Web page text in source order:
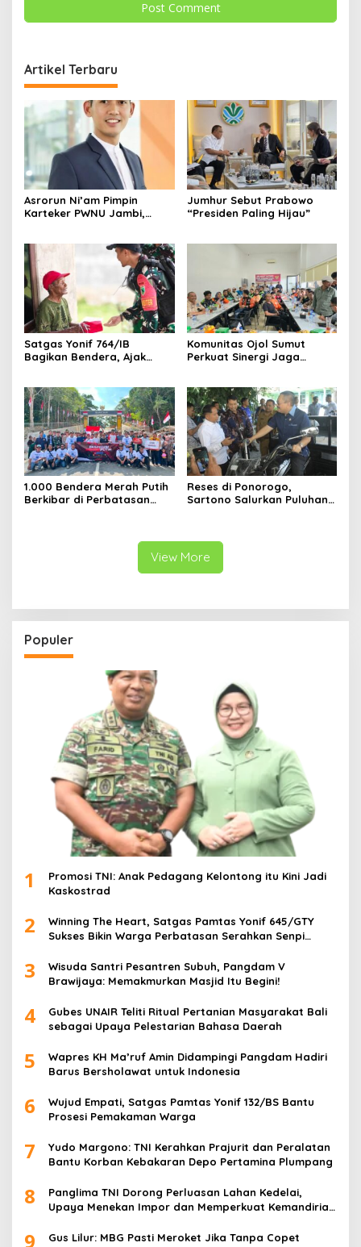
Artikel Terbaru
Asrorun Ni’am Pimpin
Karteker PWNU Jambi,
Kedua NU
Jumhur Sebut Prabowo
“Presiden Paling Hijau”
Satgas Yonif 764/IB
Bagikan Bendera, Ajak
Komunitas Ojol Sumut
Perkuat Sinergi Jaga
1.000 Bendera Merah Putih
Berkibar di Perbatasan
Reses di Ponorogo,
Sartono Salurkan Puluhan
View More
Populer
1
Promosi TNI: Anak Pedagang Kelontong itu Kini Jadi
Kaskostrad
2
Winning The Heart, Satgas Pamtas Yonif 645/GTY
Sukses Bikin Warga Perbatasan Serahkan Senpi
3
Wisuda Santri Pesantren Subuh, Pangdam V
Brawijaya: Memakmurkan Masjid Itu Begini!
4
Gubes UNAIR Teliti Ritual Pertanian Masyarakat Bali
sebagai Upaya Pelestarian Bahasa Daerah
5
Wapres KH Ma’ruf Amin Didampingi Pangdam Hadiri
Barus Bersholawat untuk Indonesia
6
Wujud Empati, Satgas Pamtas Yonif 132/BS Bantu
Prosesi Pemakaman Warga
7
Yudo Margono: TNI Kerahkan Prajurit dan Peralatan
Bantu Korban Kebakaran Depo Pertamina Plumpang
8
Panglima TNI Dorong Perluasan Lahan Kedelai,
Upaya Menekan Impor dan Memperkuat Kemandirian
9 Gus Lilur: MBG Pasti Meroket Jika Tanpa Copet